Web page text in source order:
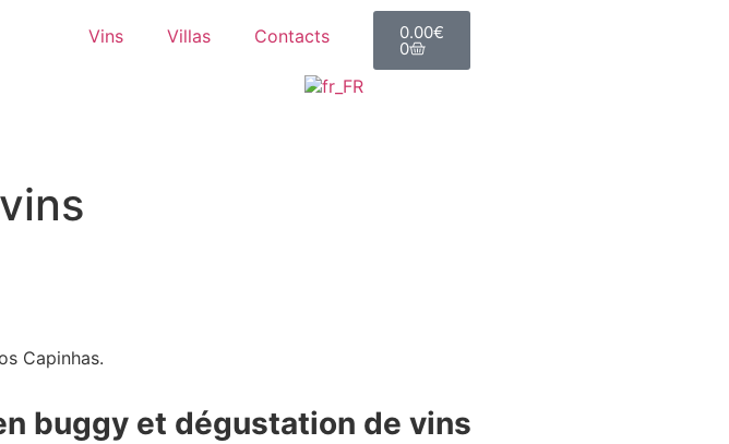
Vins Villas Contacts 0.00€
0
Capinhas.
buggy et dégustation de vins